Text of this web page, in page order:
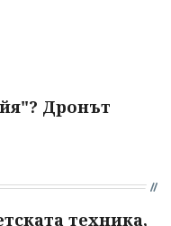
Дронът
техника,